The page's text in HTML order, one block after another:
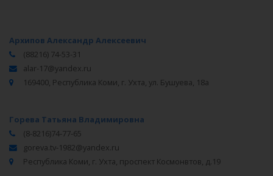
Архипов Александр Алексеевич
(88216) 74-53-31
alar-17@yandex.ru
169400, Республика Коми, г. Ухта, ул. Бушуева, 18а
Горева Татьяна Владимировна
(8-8216)74-77-65
goreva.tv-1982@yandex.ru
Республика Коми, г. Ухта, проспект Космонвтов, д.19